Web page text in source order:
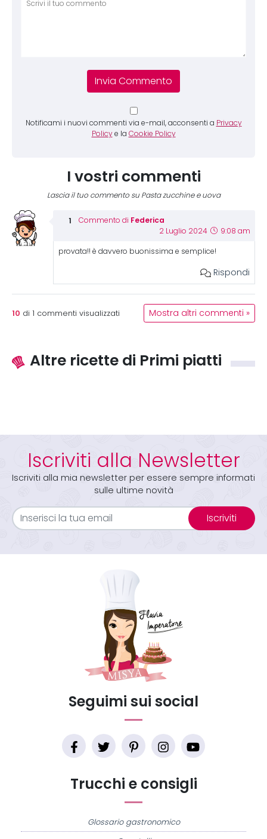
Notificami i nuovi commenti via e-mail, acconsenti a Privacy
Policy e la Cookie Policy
I vostri commenti
Lascia il tuo commento su Pasta zucchine e uova
Commento di Federica
2 Luglio 2024 9:08 am
provata!! è davvero buonissima e semplice!
Rispondi
10 di 1 commenti visualizzati Mostra altri commenti »
Altre ricette di Primi piatti
Iscriviti alla Newsletter
Iscriviti alla mia newsletter per essere sempre informati
sulle ultime novità
Iscriviti
Trucchi e consigli
Glossario gastronomico
Seguimi sui social